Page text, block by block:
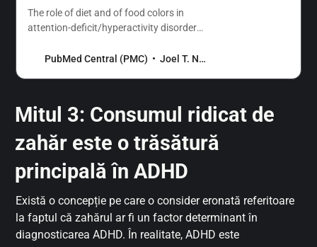
The role of diet and of food colors in
attention-deficit/hyperactivity disorder
updated quantitative meta-analysis, in
PubMed Central (PMC) Joel T. Nigg
Mitul 3: Consumul ridicat de
zahăr este o trăsătură
principală în ADHD
Există o concepție pe care o consider eronată referitoare
la faptul că zahărul ar fi un factor determinant în
diagnosticarea ADHD. În realitate, ADHD este